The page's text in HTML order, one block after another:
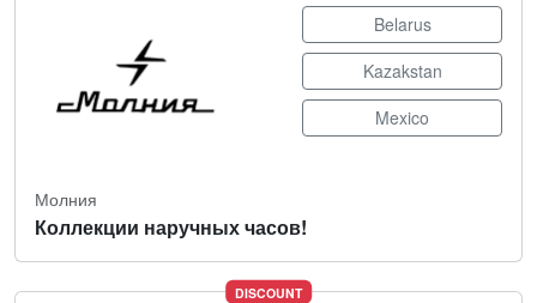
Belarus
Kazakstan
Mexico
Молния
Коллекции наручных часов!
DISCOUNT